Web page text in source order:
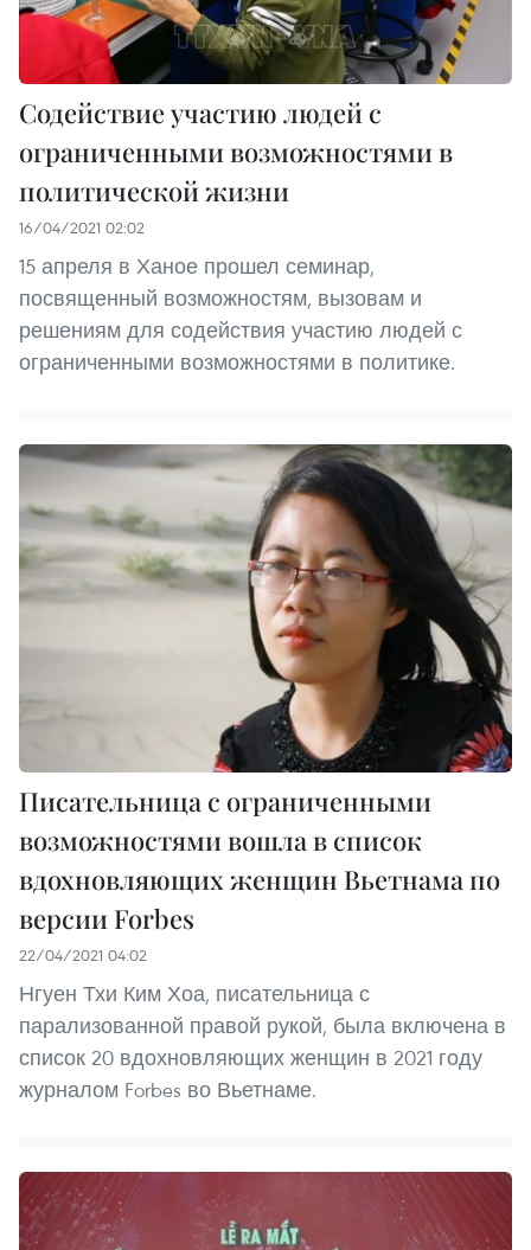
Cодействие участию людей с
ограниченными возможностями в
политической жизни
16/04/2021 02:02
15 апреля в Ханое прошел семинар,
посвященный возможностям, вызовам и
решениям для содействия участию людей с
ограниченными возможностями в политике.
Писательница с ограниченными
возможностями вошла в список
вдохновляющих женщин Вьетнама по
версии Forbes
22/04/2021 04:02
Нгуен Тхи Ким Хоа, писательница с
парализованной правой рукой, была включена в
список 20 вдохновляющих женщин в 2021 году
журналом Forbes во Вьетнаме.